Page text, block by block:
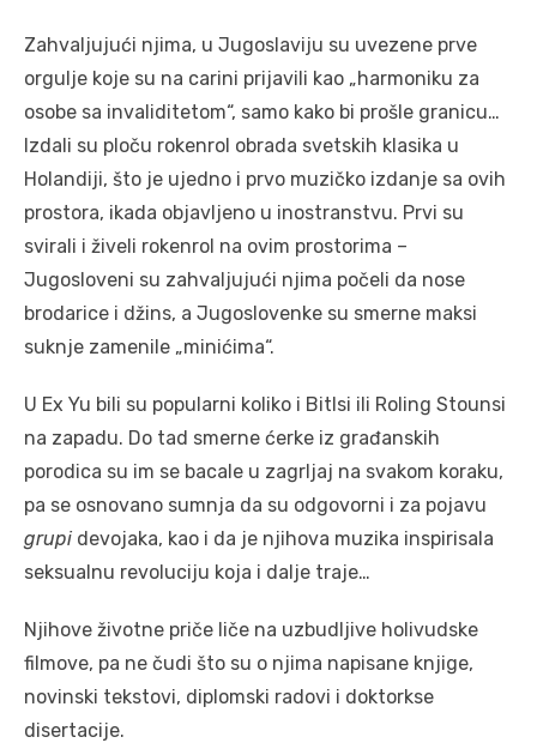
Zahvaljujući njima, u Jugoslaviju su uvezene prve
orgulje koje su na carini prijavili kao „harmoniku za
osobe sa invaliditetom“, samo kako bi prošle granicu…
Izdali su ploču rokenrol obrada svetskih klasika u
Holandiji, što je ujedno i prvo muzičko izdanje sa ovih
prostora, ikada objavljeno u inostranstvu. Prvi su
svirali i živeli rokenrol na ovim prostorima –
Jugosloveni su zahvaljujući njima počeli da nose
brodarice i džins, a Jugoslovenke su smerne maksi
suknje zamenile „minićima“.
U Ex Yu bili su popularni koliko i Bitlsi ili Roling Stounsi
na zapadu. Do tad smerne ćerke iz građanskih
porodica su im se bacale u zagrljaj na svakom koraku,
pa se osnovano sumnja da su odgovorni i za pojavu
grupi devojaka, kao i da je njihova muzika inspirisala
seksualnu revoluciju koja i dalje traje…
Njihove životne priče liče na uzbudljive holivudske
filmove, pa ne čudi što su o njima napisane knjige,
novinski tekstovi, diplomski radovi i doktorkse
disertacije.